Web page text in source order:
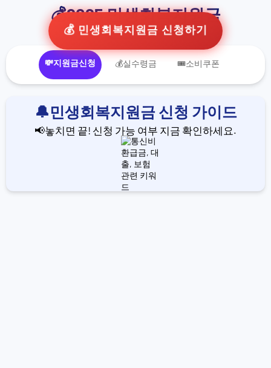
💰2025 민생회복지원금
💸지원금신청 💰실수령금 🎟️소비쿠폰
🔔민생회복지원금 신청 가이드
📢놓치면 끝! 신청 가능 여부 지금 확인하세요.
💰 민생회복지원금 신청하기